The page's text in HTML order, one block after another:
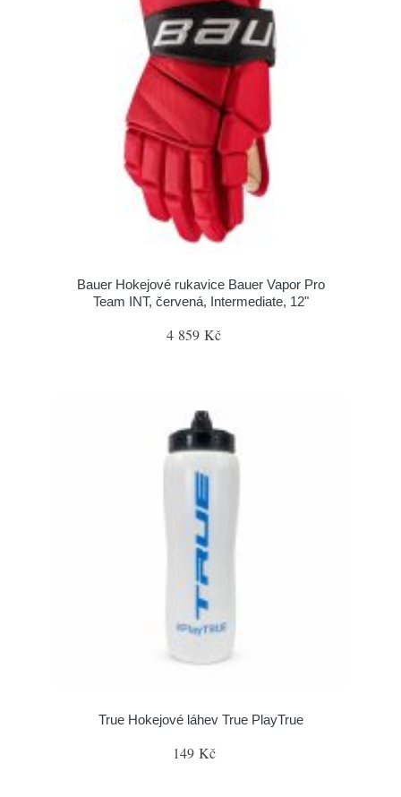
Bauer Hokejové rukavice Bauer Vapor Pro
Team INT, červená, Intermediate, 12"
4 859 Kč
True Hokejové láhev True PlayTrue
149 Kč